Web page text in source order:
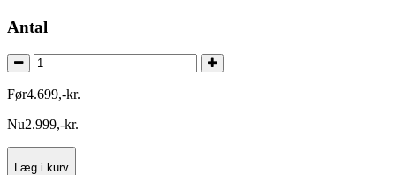
Antal
Før4.699,-kr.
Nu2.999,-kr.
Læg i kurv